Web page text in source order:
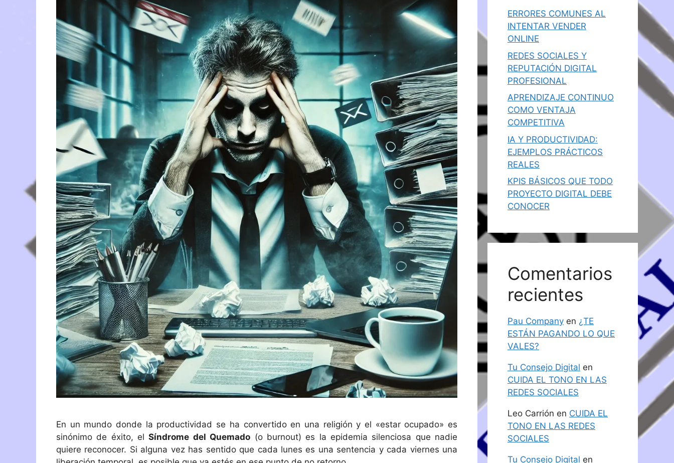
En un mundo donde la productividad se ha convertido en una religión y el «estar ocupado» es
sinónimo de éxito, elSíndrome del Quemado (o burnout) es la epidemia silenciosa que nadie
quiere reconocer. Si alguna vez has sentido que cada lunes es una sentencia y cada viernes una
ERRORES COMUNES AL
INTENTAR VENDER
ONLINE
REDES SOCIALES Y
REPUTACIÓN DIGITAL
PROFESIONAL
APRENDIZAJE CONTINUO
COMO VENTAJA
COMPETITIVA
IA Y PRODUCTIVIDAD:
EJEMPLOS PRÁCTICOS
REALES
KPIS BÁSICOS QUE TODO
PROYECTO DIGITAL DEBE
CONOCER
Comentarios
recientes
Pau Company en ¿TE
ESTÁN PAGANDO LO QUE
VALES?
Tu Consejo Digital en
CUIDA EL TONO EN LAS
REDES SOCIALES
Leo Carrión en CUIDA EL
TONO EN LAS REDES
SOCIALES
Tu Consejo Digital en